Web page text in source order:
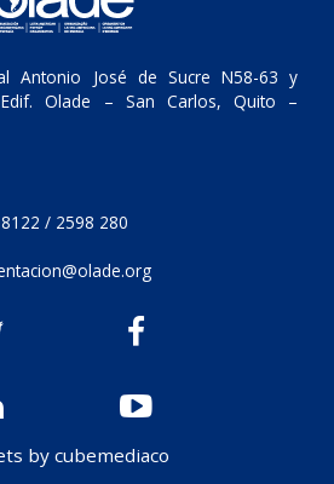
Antonio José de Sucre N58-63 y
Edif. Olade – San Carlos, Quito –
/ 2598 280
by cubemediaco